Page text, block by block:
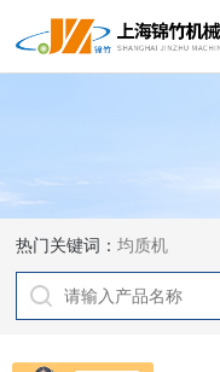
热门关键词：均质机